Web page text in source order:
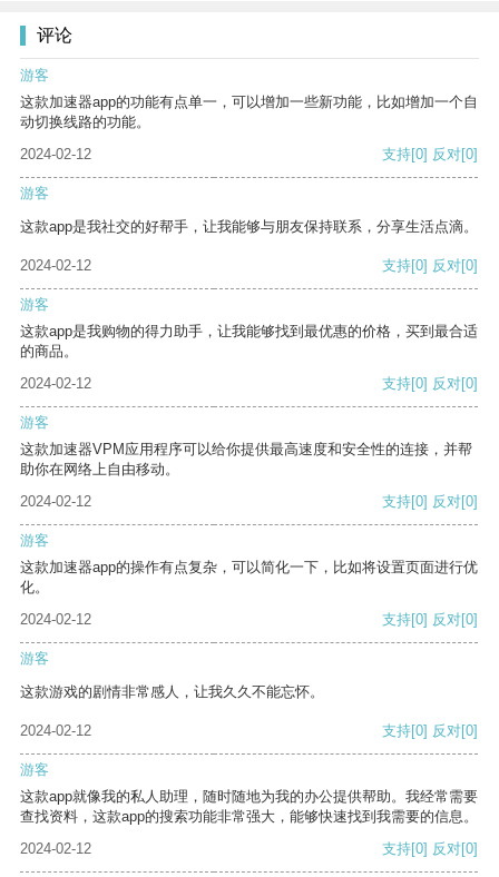
评论
游客
这款加速器app的功能有点单一，可以增加一些新功能，比如增加一个自
动切换线路的功能。
2024-02-12
支持[0] 反对[0]
游客
这款app是我社交的好帮手，让我能够与朋友保持联系，分享生活点滴。
2024-02-12 支持[0] 反对[0]
游客
这款app是我购物的得力助手，让我能够找到最优惠的价格，买到最合适
的商品。
2024-02-12
支持[0] 反对[0]
游客
这款加速器VPM应用程序可以给你提供最高速度和安全性的连接，并帮
助你在网络上自由移动。
2024-02-12
支持[0] 反对[0]
游客
这款加速器app的操作有点复杂，可以简化一下，比如将设置页面进行优
化。
2024-02-12
支持[0] 反对[0]
游客
这款游戏的剧情非常感人，让我久久不能忘怀。
2024-02-12 支持[0] 反对[0]
游客
这款app就像我的私人助理，随时随地为我的办公提供帮助。我经常需要
查找资料，这款app的搜索功能非常强大，能够快速找到我需要的信息。
2024-02-12
支持[0] 反对[0]